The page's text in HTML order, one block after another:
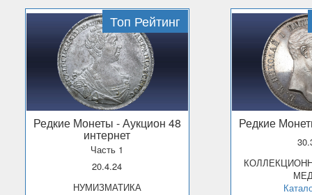
Топ Рейтинг
Редкие Монеты - Аукцион 48
интернет
Часть 1
20.4.24
НУМИЗМАТИКА
Редкие
КОЛЛЕКЦИОННЫЕ МОНЕТЫ И